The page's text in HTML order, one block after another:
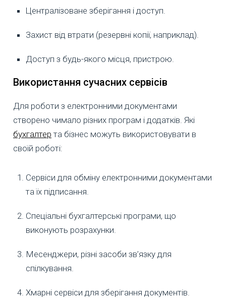
Централізоване зберігання і доступ.
Захист від втрати (резервні копії, наприклад).
Доступ з будь-якого місця, пристрою.
Використання сучасних сервісів
Для роботи з електронними документами
створено чимало різних програм і додатків. Які
бухгалтер та бізнес можуть використовувати в
своїй роботі:
Сервіси для обміну електронними документами
та їх підписання.
Спеціальні бухгалтерські програми, що
виконують розрахунки.
Месенджери, різні засоби зв’язку для
спілкування.
Хмарні сервіси для зберігання документів.